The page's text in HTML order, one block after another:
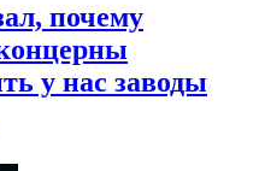
почему
у нас заводы